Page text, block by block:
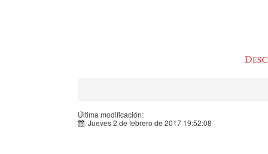
Última modificación:
Jueves 2 de febrero de 2017 19:52:08